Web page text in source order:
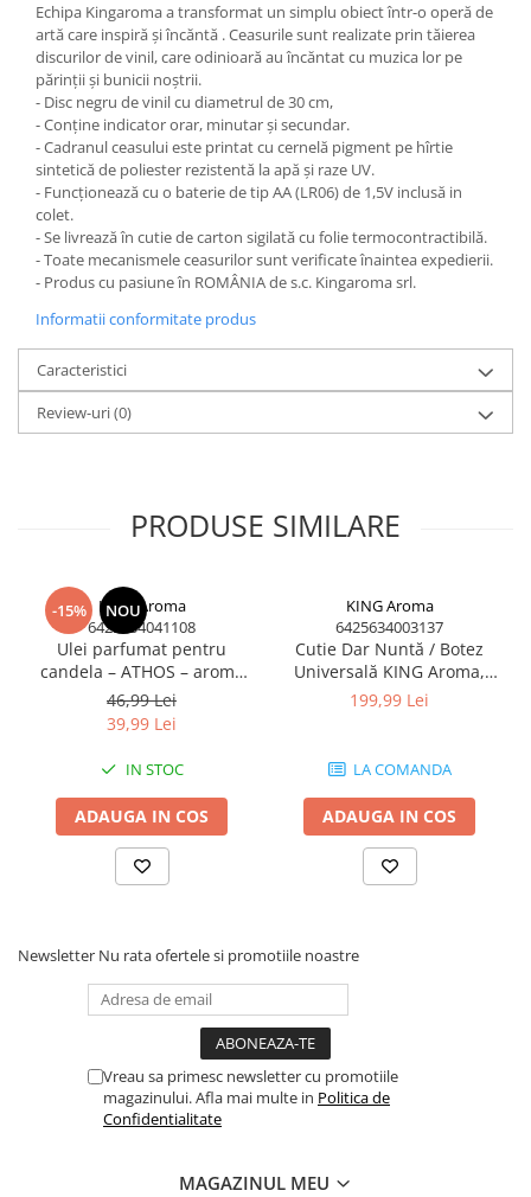
Echipa Kingaroma a transformat un simplu obiect într-o operă de
artă care inspiră și încăntă . Ceasurile sunt realizate prin tăierea
discurilor de vinil, care odinioară au încăntat cu muzica lor pe
părinții și bunicii noștrii.
- Disc negru de vinil cu diametrul de 30 cm,
- Conține indicator orar, minutar și secundar.
- Cadranul ceasului este printat cu cernelă pigment pe hîrtie
sintetică de poliester rezistentă la apă și raze UV.
- Funcționează cu o baterie de tip AA (LR06) de 1,5V inclusă in
colet.
- Se livrează în cutie de carton sigilată cu folie termocontractibilă.
- Toate mecanismele ceasurilor sunt verificate înaintea expedierii.
- Produs cu pasiune în ROMÂNIA de s.c. Kingaroma srl.
Informatii conformitate produs
Caracteristici
Review-uri(0)
PRODUSE SIMILARE
-15% NOU
KING Aroma
6425634041108
Ulei parfumat pentru
candela – ATHOS – aroma
liturgică cu Smirna, Mir și
Nard – 500 ml
46,99 Lei
39,99 Lei
IN STOC
ADAUGA IN COS
KING Aroma
6425634003137
Cutie Dar Nuntă / Botez
Universală KING Aroma,
MDF 30 cm, Capac cu Fantă
199,99 Lei
LA COMANDA
ADAUGA IN COS
Newsletter Nu rata ofertele si promotiile noastre
Vreau sa primesc newsletter cu promotiile
magazinului. Afla mai multe in Politica de
Confidentialitate
MAGAZINUL MEU